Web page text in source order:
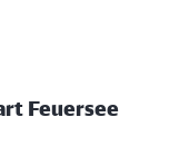
Feuersee